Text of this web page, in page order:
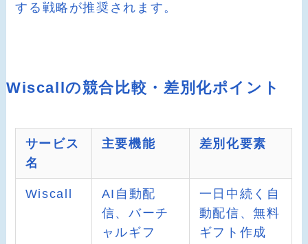
する戦略が推奨されます。
Wiscallの競合比較・差別化ポイント
サービス
名
主要機能 差別化要素
Wiscall
AI自動配
信、バーチ
ャルギフ
一日中続く自
動配信、無料
ギフト作成